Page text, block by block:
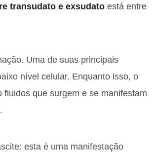
transudato e exsudato está entre
Uma de suas principais
nível celular. Enquanto isso, o
que surgem e se manifestam
esta é uma manifestação